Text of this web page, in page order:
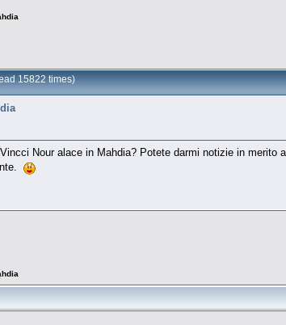
15822 times)
Nour alace in Mahdia? Potete darmi notizie in merito